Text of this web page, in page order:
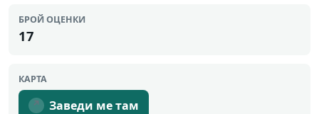
БРОЙ ОЦЕНКИ
17
КАРТА
↗ Заведи ме там